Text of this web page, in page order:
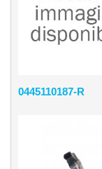
0445110187-R